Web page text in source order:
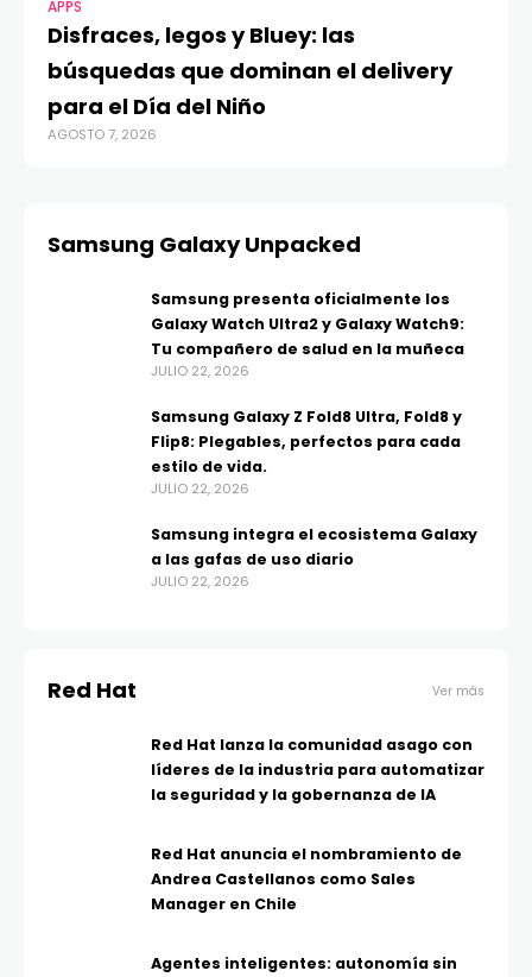
APPS
Disfraces, legos y Bluey: las
búsquedas que dominan el delivery
para el Día del Niño
AGOSTO 7, 2026
Samsung Galaxy Unpacked
Samsung presenta oficialmente los
Galaxy Watch Ultra2 y Galaxy Watch9:
Tu compañero de salud en la muñeca
JULIO 22, 2026
Samsung Galaxy Z Fold8 Ultra, Fold8 y
Flip8: Plegables, perfectos para cada
estilo de vida.
JULIO 22, 2026
Samsung integra el ecosistema Galaxy
a las gafas de uso diario
JULIO 22, 2026
Red Hat Ver más
Red Hat lanza la comunidad asago con
líderes de la industria para automatizar
la seguridad y la gobernanza de IA
Red Hat anuncia el nombramiento de
Andrea Castellanos como Sales
Manager en Chile
Agentes inteligentes: autonomía sin